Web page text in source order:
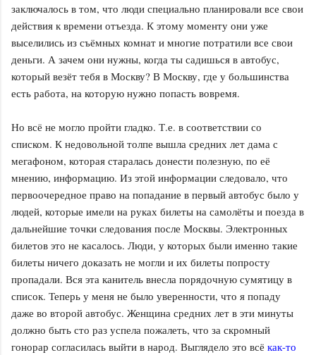
заключалось в том, что люди специально планировали все свои
действия к времени отъезда. К этому моменту они уже
выселились из съёмных комнат и многие потратили все свои
деньги. А зачем они нужны, когда ты садишься в автобус,
который везёт тебя в Москву? В Москву, где у большинства
есть работа, на которую нужно попасть вовремя.
Но всё не могло пройти гладко. Т.е. в соответствии со
списком. К недовольной толпе вышла средних лет дама с
мегафоном, которая старалась донести полезную, по её
мнению, информацию. Из этой информации следовало, что
первоочередное право на попадание в первый автобус было у
людей, которые имели на руках билеты на самолёты и поезда в
дальнейшие точки следования после Москвы. Электронных
билетов это не касалось. Люди, у которых были именно такие
билеты ничего доказать не могли и их билеты попросту
пропадали. Вся эта канитель внесла порядочную сумятицу в
список. Теперь у меня не было уверенности, что я попаду
даже во второй автобус. Женщина средних лет в эти минуты
должно быть сто раз успела пожалеть, что за скромный
гонорар согласилась выйти в народ. Выглядело это всё как-то